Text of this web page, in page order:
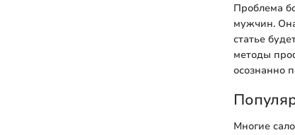
Проблема
мужчин.
статье
методы
осознанно
Многие